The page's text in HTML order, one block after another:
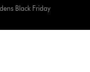
Black Friday